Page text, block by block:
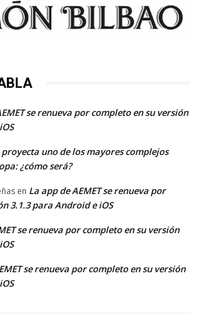
se renueva por completo en su versión
proyecta uno de los mayores complejos
¿cómo será?
en La app de AEMET se renueva por
3.1.3 para Android e iOS
se renueva por completo en su versión
se renueva por completo en su versión